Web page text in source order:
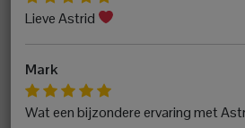
Lieve Astrid
Mark
Wat een bijzondere ervaring met